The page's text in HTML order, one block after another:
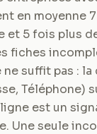
en moyenne
et 5 fois plus
fiches
suffit pas : la
Téléphone)
est un
Une seule